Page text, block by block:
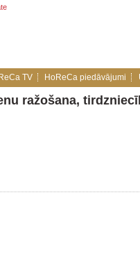
TV HoReCa piedāvājumi
ražošana,